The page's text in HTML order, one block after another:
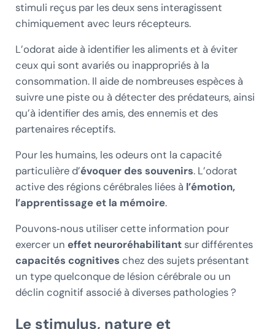
stimuli reçus par les deux sens interagissent
chimiquement avec leurs récepteurs.
L’odorat aide à identifier les aliments et à éviter
ceux qui sont avariés ou inappropriés à la
consommation. Il aide de nombreuses espèces à
suivre une piste ou à détecter des prédateurs, ainsi
qu’à identifier des amis, des ennemis et des
partenaires réceptifs.
Pour les humains, les odeurs ont la capacité
particulière d’évoquer des souvenirs. L’odorat
active des régions cérébrales liées à l’émotion,
l’apprentissage et la mémoire.
Pouvons‑nous utiliser cette information pour
exercer un effet neuroréhabilitantsur différentes
capacités cognitives chez des sujets présentant
un type quelconque de lésion cérébrale ou un
déclin cognitif associé à diverses pathologies ?
Le stimulus, nature et